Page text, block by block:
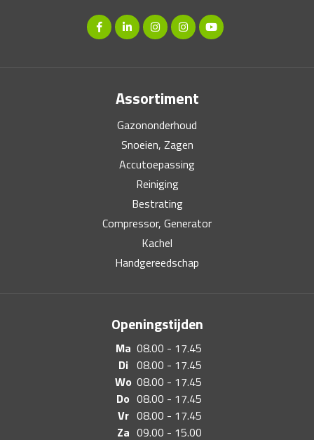
Assortiment
Gazononderhoud
Snoeien, Zagen
Accutoepassing
Reiniging
Bestrating
Compressor, Generator
Kachel
Handgereedschap
Openingstijden
Ma 08.00 - 17.45
Di 08.00 - 17.45
Wo 08.00 - 17.45
Do 08.00 - 17.45
Vr 08.00 - 17.45
Za 09.00 - 15.00